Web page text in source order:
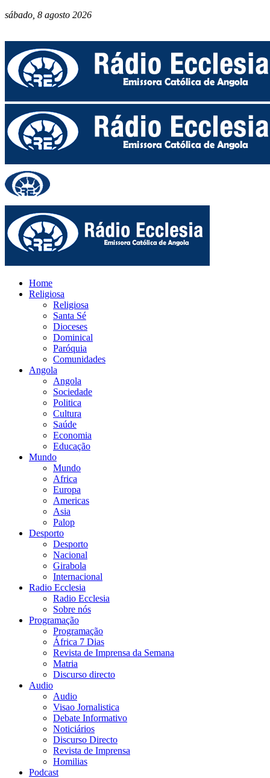
sábado, 8 agosto 2026
Home
Religiosa
Religiosa
Santa Sé
Dioceses
Dominical
Paróquia
Comunidades
Angola
Angola
Sociedade
Politica
Cultura
Saúde
Economia
Educação
Mundo
Mundo
Africa
Europa
Americas
Asia
Palop
Desporto
Desporto
Nacional
Girabola
Internacional
Radio Ecclesia
Radio Ecclesia
Sobre nós
Programação
Programação
África 7 Dias
Revista de Imprensa da Semana
Matria
Discurso directo
Audio
Audio
Visao Jornalistica
Debate Informativo
Noticiários
Discurso Directo
Revista de Imprensa
Homilias
Podcast